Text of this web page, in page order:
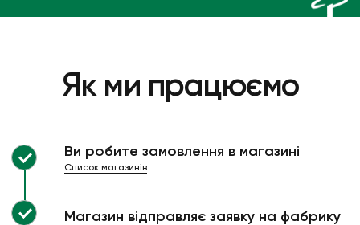
Як ми працюємо
Ви робите замовлення в магазині
Список магазинів
Магазин відправляє заявку на фабрику